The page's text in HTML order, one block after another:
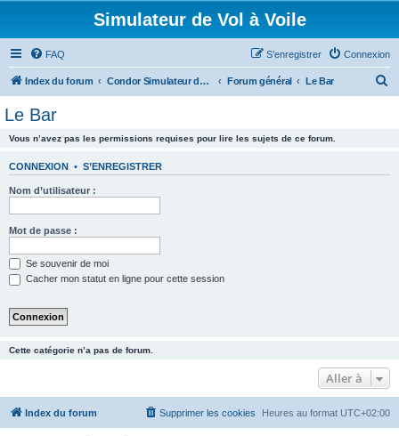
Simulateur de Vol à Voile
FAQ Connexion
S’enregistrer
Index du forum Condor Simulateur de Vol à Voile Forum général Le Bar
Le Bar
Vous n’avez pas les permissions requises pour lire les sujets de ce forum.
CONNEXION • S’ENREGISTRER
Nom d’utilisateur :
Mot de passe :
Se souvenir de moi
Cacher mon statut en ligne pour cette session
Cette catégorie n’a pas de forum.
Aller à
Index du forum Heures au format UTC+02:00
Supprimer les cookies